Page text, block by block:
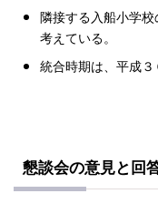
隣接する入船小学
考えている。
統合時期は、平成３
懇談会の意見と回